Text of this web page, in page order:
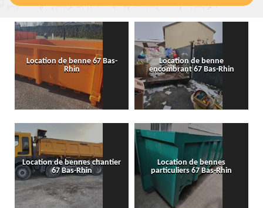
Location de benne 67 Bas-
Rhin
Location de benne
encombrant 67 Bas-Rhin
Location de bennes chantier
67 Bas-Rhin
Location de bennes
particuliers 67 Bas-Rhin